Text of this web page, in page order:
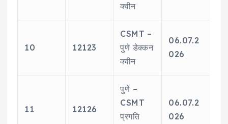
क्वीन
10 12123
CSMT –
पुणे डेक्कन
क्वीन
06.07.2
026
11 12126
पुणे –
CSMT
प्रगति
06.07.2
026